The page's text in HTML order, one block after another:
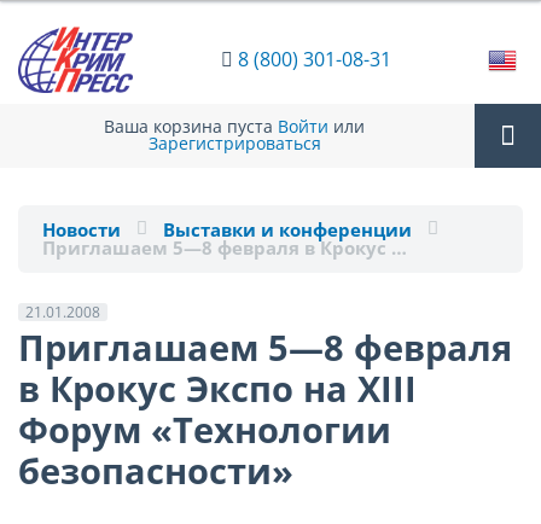
8 (800) 301-08-31
Ваша корзина пуста Войти или
Зарегистрироваться
Новости Выставки и конференции
Приглашаем 5—8 февраля в Крокус …
21.01.2008
Приглашаем 5—8 февраля
в Крокус Экспо на XIII
Форум «Технологии
безопасности»